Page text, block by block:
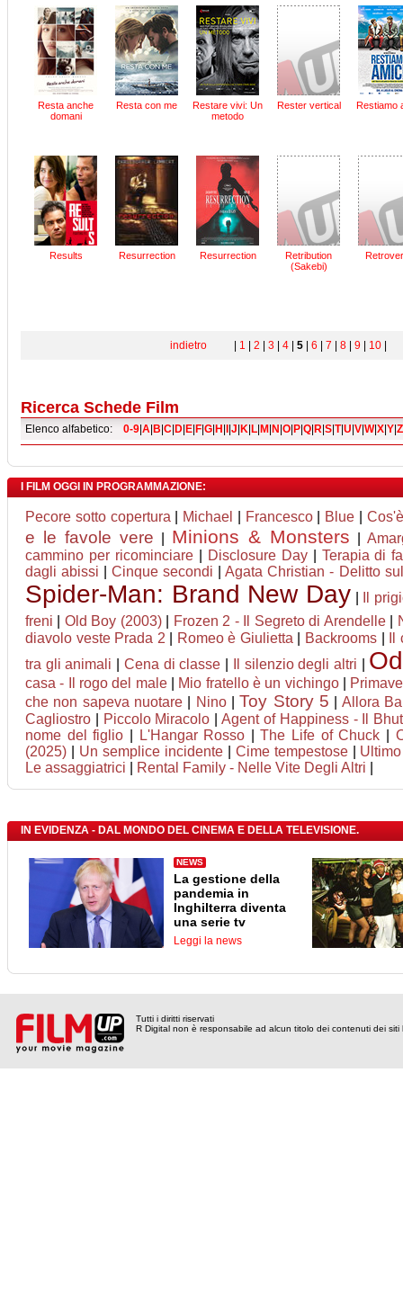
Resta anche
domani
Resta con me
Restare vivi: Un
metodo
Rester vertical Restiamo
Results Resurrection Resurrection
Retribution
(Sakebi)
indietro 1 2 3 4 5 6 7 8 9 10
Ricerca Schede Film
Elenco alfabetico: 0-9 A B C D E F G H J K L M N O P Q R S T|U V W|X Y Z
I FILM OGGI IN PROGRAMMAZIONE:
Pecore sotto copertura Michael Francesco| Blue
e le favole vere Minions & Monsters
cammino per ricominciare| Disclosure Day| Terapia di
dagli abissi |Cinque secondi |Agata Christian - Delitto
Spider-Man: Brand New Day
Il
freni
Old Boy (2003)| Frozen 2 - Il Segreto di Arendelle|
diavolo veste Prada 2
Romeo è Giulietta Backrooms
tra gli animali
Cena di classe Il silenzio degli altri
casa - Il rogo del male| Mio fratello è un vichingo|
che non sapeva nuotare
Nino|Toy Story 5
Allora
Cagliostro
Piccolo Miracolo |Agent of Happiness - Il
nome del figlio
L'Hangar Rosso |The Life of Chuck
(2025)
Un semplice incidente| Cime tempestose|
Le assaggiatrici
Rental Family - Nelle Vite Degli Altri
IN EVIDENZA - DAL MONDO DEL CINEMA E DELLA TELEVISIONE.
NEWS
La gestione della
pandemia in
Inghilterra diventa
una serie tv
Leggi la news
Tutti i diritti riservati
R Digital non è responsabile ad alcun titolo dei contenuti dei siti